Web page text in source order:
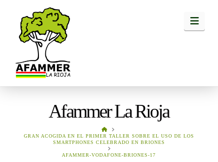
Afammer La Rioja
HOME
GRAN ACOGIDA EN EL PRIMER TALLER SOBRE EL USO DE LOS
SMARTPHONES CELEBRADO EN BRIONES
AFAMMER-VODAFONE-BRIONES-17